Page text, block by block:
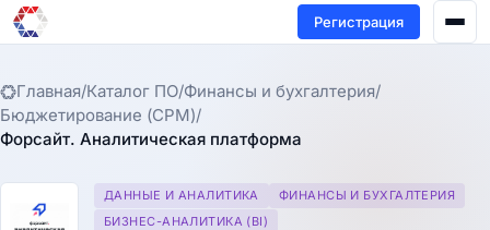
Регистрация
Главная/Каталог ПО/Финансы и бухгалтерия/
Бюджетирование (CPM)/
Форсайт. Аналитическая платформа
ДАННЫЕ И АНАЛИТИКА
ФИНАНСЫ И БУХГАЛТЕРИЯ
БИЗНЕС-АНАЛИТИКА (BI)